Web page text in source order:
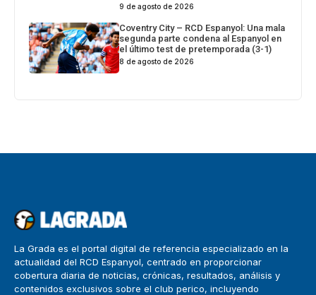
9 de agosto de 2026
Coventry City – RCD Espanyol: Una mala
segunda parte condena al Espanyol en
el último test de pretemporada (3-1)
8 de agosto de 2026
La Grada es el portal digital de referencia especializado en la
actualidad del RCD Espanyol, centrado en proporcionar
cobertura diaria de noticias, crónicas, resultados, análisis y
contenidos exclusivos sobre el club perico, incluyendo